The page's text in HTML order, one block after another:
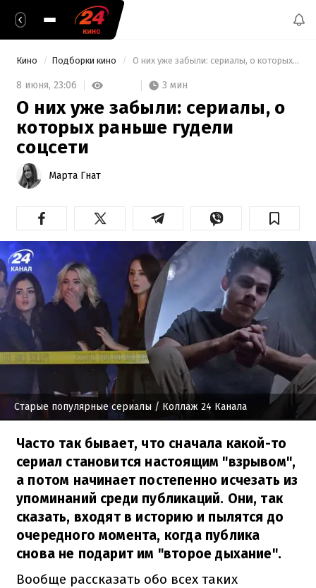
Кино Подборки кино О них уже забыли: сериалы, о которых раньше гудели соцсети
8 июня, 23:06 3 мин
О них уже забыли: сериалы, о
которых раньше гудели
соцсети
Марта Гнат
Старые популярные сериалы / Коллаж 24 Канала
Часто так бывает, что сначала какой-то
сериал становится настоящим "взрывом",
а потом начинает постепенно исчезать из
упоминаний среди публикаций. Они, так
сказать, входят в историю и пылятся до
очередного момента, когда публика
снова не подарит им "второе дыхание".
Вообще рассказать обо всех таких